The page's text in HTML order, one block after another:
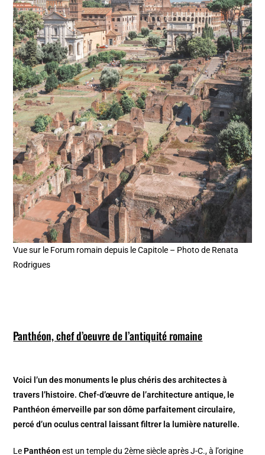
Vue sur le Forum romain depuis le Capitole – Photo de Renata
Rodrigues
Panthéon, chef d’oeuvre de l’antiquité romaine
Voici l’un des monuments le plus chéris des architectes à
travers l’histoire. Chef-d’œuvre de l’architecture antique, le
Panthéon émerveille par son dôme parfaitement circulaire,
percé d’un oculus central laissant filtrer la lumière naturelle.
Le Panthéon est un temple du 2ème siècle après J-C., à l’origine